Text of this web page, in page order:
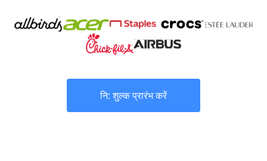
नि: शुल्क प्रारंभ करें